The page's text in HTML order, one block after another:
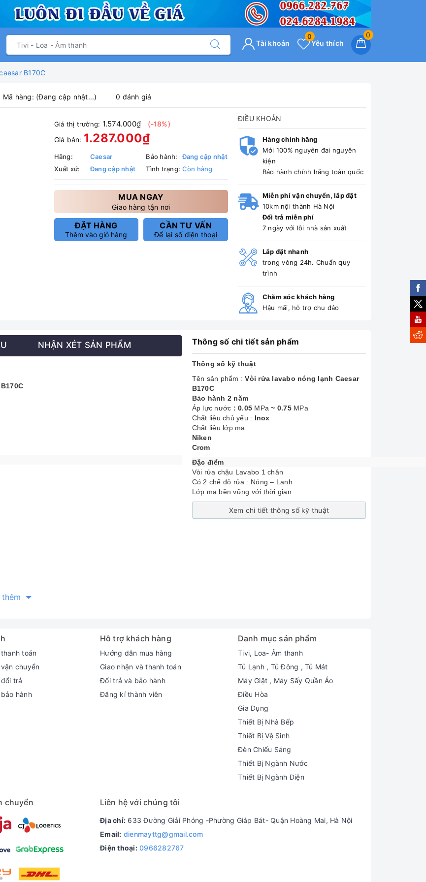
0
Yêu thích
0
Tài khoản
B170C
Mã hàng: (Đang cập nhật...) 0 đánh giá
Giá thị trường: 1.574.000₫
(-18%)
Giá bán: 1.287.000₫
Hãng:
Caesar
Xuất xứ:
Đang cập nhật
Bảo hành:
Đang cập nhật
Tình trạng: Còn hàng
MUA NGAY
Giao hàng tận nơi
ĐẶT HÀNG
Thêm vào giỏ hàng
CẦN TƯ VẤN
Để lại số điện thoại
ĐIỀU KHOẢN
Hàng chính hãng
Mới 100% nguyên đai nguyên
kiện
Bảo hành chính hãng toàn quốc
Miễn phí vận chuyển, lắp đặt
10km nội thành Hà Nội
Đổi trả miễn phí
7 ngày với lỗi nhà sản xuất
Lắp đặt nhanh
trong vòng 24h. Chuẩn quy
trình
Chăm sóc khách hàng
Hậu mãi, hỗ trợ chu đáo
NHẬN XÉT SẢN PHẨM
thêm
Thông số chi tiết sản phẩm
Thông số kỹ thuật
Tên sản phẩm :Vòi rửa lavabo nóng lạnh Caesar
B170C
Bảo hành 2 năm
Áp lực nước : 0.05 MPa ~ 0.75 MPa
Chất liệu chủ yếu : Inox
Chất liệu lớp mạ
Niken
Crom
Đặc điểm
Vòi rửa chậu Lavabo 1 chân
Có 2 chế độ rửa : Nóng – Lạnh
Lớp mạ bền vững với thời gian
Xem chi tiết thông số kỹ thuật
toán
chuyển
trả
hành
Hỗ trợ khách hàng
Hướng dẫn mua hàng
Giao nhận và thanh toán
Đổi trả và bảo hành
Đăng kí thành viên
Danh mục sản phẩm
Tivi, Loa- Âm thanh
Tủ Lạnh , Tủ Đông , Tủ Mát
Máy Giặt , Máy Sấy Quần Áo
Điều Hòa
Gia Dụng
Thiết Bị Nhà Bếp
Thiết Bị Vệ Sinh
Đèn Chiếu Sáng
Thiết Bị Ngành Nước
Thiết Bị Ngành Điện
chuyển Liên hệ với chúng tôi
Địa chỉ: 633 Đường Giải Phóng -Phường Giáp Bát- Quận Hoàng Mai, Hà Nội
Email: dienmayttg@gmail.com
Điện thoại: 0966282767